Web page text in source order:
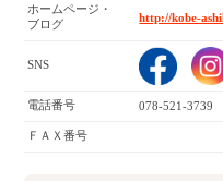
ホームページ・
ブログ
http://kobe-
SNS
電話番号 078-521-3739
ＦＡＸ番号